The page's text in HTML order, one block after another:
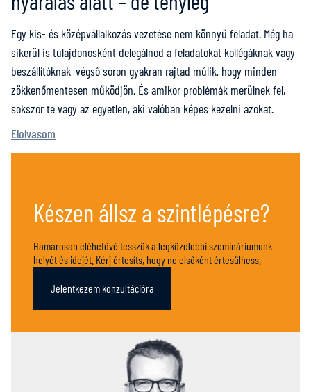
Egy kis- és középvállalkozás vezetése nem könnyű feladat. Még ha
sikerül is tulajdonosként delegálnod a feladatokat kollégáknak vagy
beszállítóknak, végső soron gyakran rajtad múlik, hogy minden
zökkenőmentesen működjön. És amikor problémák merülnek fel,
sokszor te vagy az egyetlen, aki valóban képes kezelni azokat.
Elolvasom
Készen állsz a szintlépésre?
Hamarosan eléhetővé tesszük a legközelebbi szemináriumunk
helyét és idejét. Kérj értesíts, hogy ne elsőként értesülhess.
Jelentkezem konzultációra